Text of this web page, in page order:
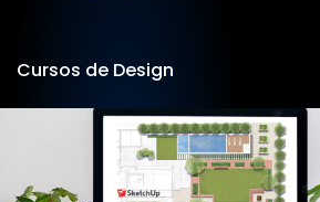
Cursos de Design